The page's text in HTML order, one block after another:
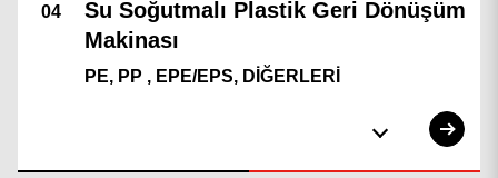
PE, PP , EPE/EPS, DİĞERLERİ